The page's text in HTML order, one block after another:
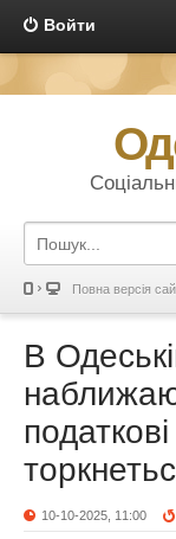
Войти
Повна версія
В
10-10-2025, 11:00